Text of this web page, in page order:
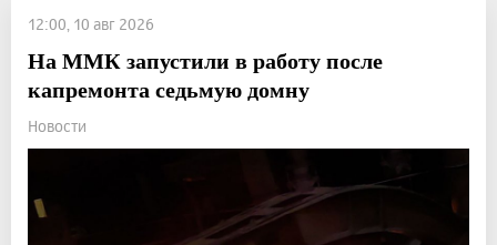
12:00, 10 авг 2026
На ММК запустили в работу после
капремонта седьмую домну
Новости